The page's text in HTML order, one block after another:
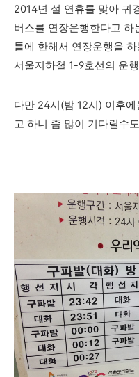
2014년 설 연휴를 맞아 귀
버스를 연장운행한다고 하
틀에 한해서 연장운행을
서울지하철 1-9호선의 운
다만 24시(밤 12시) 이후
고 하니 좀 많이 기다릴수